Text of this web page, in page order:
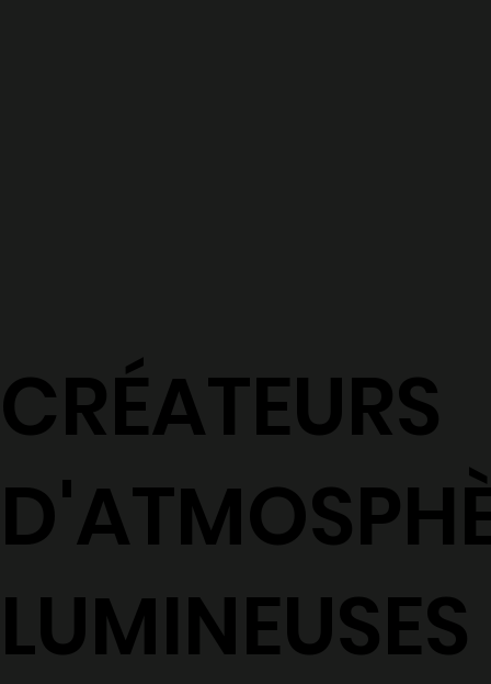
CRÉATEURS
LUMINEUSES